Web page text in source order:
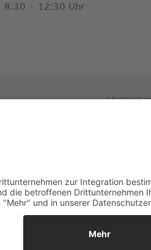
8:30 - 12:30 Uhr
Vertrag